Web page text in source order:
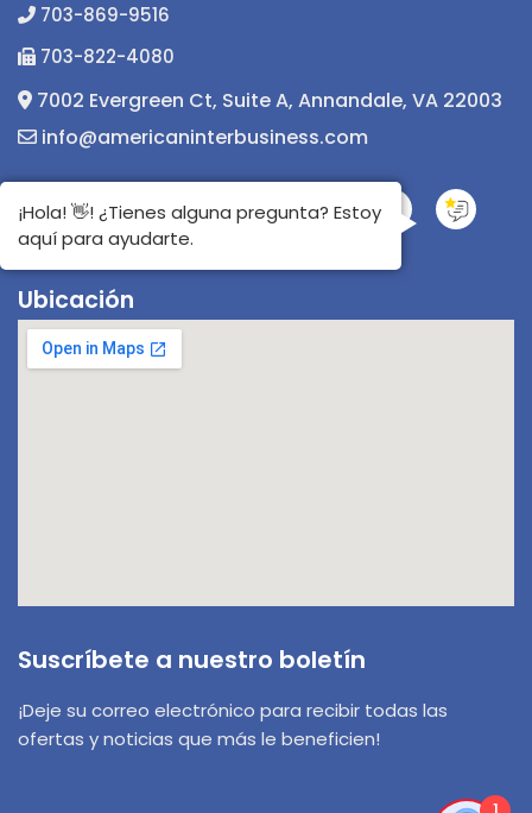
703-869-9516
703-822-4080
7002 Evergreen Ct, Suite A, Annandale, VA 22003
info@americaninterbusiness.com
Ubicación
Suscríbete a nuestro boletín
¡Deje su correo electrónico para recibir todas las
ofertas y noticias que más le beneficien!
¡Hola! 👋! ¿Tienes alguna pregunta? Estoy
aquí para ayudarte.